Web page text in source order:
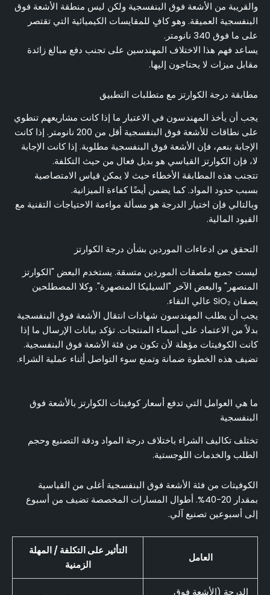
والقريبة من الأشعة فوق البنفسجية ولكن ليس منطقة الأشعة فوق
البنفسجية العميقة. وهو كافٍ للمقايسات الكيميائية التي تقتصر
على ما فوق 340 نانومتر.
يساعد فهم هذا الاختلاف المهندسين على تجنب دفع مبالغ زائدة
مقابل ميزات لا يحتاجون إليها.
مطابقة درجة الكوارتز مع متطلبات التطبيق
يجب أن يأخذ المهندسون في الاعتبار ما إذا كانت مشاريعهم تنطوي
على نطاقات للأشعة فوق البنفسجية أقل من 200 نانومتر. إذا كانت
الإجابة بنعم، فإن الأشعة فوق البنفسجية مطلوبة. إذا كانت الإجابة
لا، فإن الكوارتز القياسي هو بديل فعال من حيث التكلفة.
تتجنب هذه المطابقة الأخطاء حيث لا يمكن قياس الامتصاصية
بسبب حدود المواد. كما يضمن أيضًا كفاءة الميزانية.
وبالتالي فإن اختيار الدرجة هو مسألة مواءمة الاحتياجات التقنية مع
القيود المالية.
التحقق من ادعاءات الموردين بشأن درجة الكوارتز
ليست جميع ملصقات الموردين متسقة. يستخدم البعض "الكوارتز
المنصهر" والبعض الآخر "السيليكا المنصهرة". وكلا المصطلحين
يصفان SiO₂ عالي النقاء.
يجب أن يطلب المهندسون شهادات انتقال الأشعة فوق البنفسجية
بدلاً من الاعتماد على أسماء المنتجات. تؤكد بيانات الإرسال ما إذا
كانت الكوفيتات مؤهلة لأن تكون من فئة الأشعة فوق البنفسجية.
تضيف هذه الخطوة ضمانة وتمنع سوء التواصل أثناء عملية الشراء.
ما هي العوامل التي تدفع أسعار كوفيتات الكوارتز بالأشعة فوق
البنفسجية
تختلف تكاليف الشراء باختلاف درجة المواد ودقة التصنيع وحجم
الطلب والخدمات اللوجستية.
الكوفيتات من فئة الأشعة فوق البنفسجية أغلى من القياسية
بمقدار 20-40%. أطوال المسارات المخصصة تضيف من أسبوع
إلى أسبوعين تصنيع آلي.
العامل
التأثير على التكلفة / المهلة
الزمنية
الدرجة (الأشعة فوق